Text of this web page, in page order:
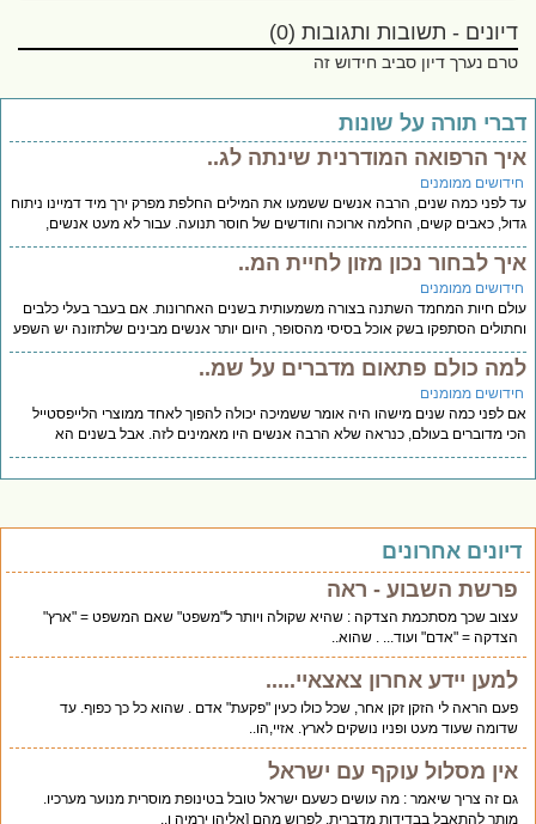
דיונים - תשובות ותגובות (0)
טרם נערך דיון סביב חידוש זה
תורה על שונות
הרפואה המודרנית שינתה לג..
ממומנים
לפני כמה שנים, הרבה אנשים ששמעו את המילים החלפת מפרק ירך מיד דמיינו ניתוח
כאבים קשים, החלמה ארוכה וחודשים של חוסר תנועה. עבור לא מעט אנשים,
לבחור נכון מזון לחיית המ..
ממומנים
חיות המחמד השתנה בצורה משמעותית בשנים האחרונות. אם בעבר בעלי כלבים
הסתפקו בשק אוכל בסיסי מהסופר, היום יותר אנשים מבינים שלתזונה יש השפע
כולם פתאום מדברים על שמ..
ממומנים
לפני כמה שנים מישהו היה אומר ששמיכה יכולה להפוך לאחד ממוצרי הלייפסטייל
מדוברים בעולם, כנראה שלא הרבה אנשים היו מאמינים לזה. אבל בשנים הא
אחרונים
פרשת השבוע - ראה
עצוב שכך מסתכמת הצדקה : שהיא שקולה ויותר ל"משפט" שאם המשפט = "ארץ"
הצדקה = "אדם" ועוד... . שהוא..
למען יידע אחרון צאצאיי.....
פעם הראה לי הזקן זקן אחר, שכל כולו כעין "פקעת" אדם . שהוא כל כך כפוף. עד
שדומה שעוד מעט ופניו נושקים לארץ. אזיי,הו..
אין מסלול עוקף עם ישראל
גם זה צריך שיאמר : מה עושים כשעם ישראל טובל בטינופת מוסרית מנוער מערכיו.
מותר להתאבל בבדידות מדברית. לפרוש מהם [אליהו ירמיה ו..